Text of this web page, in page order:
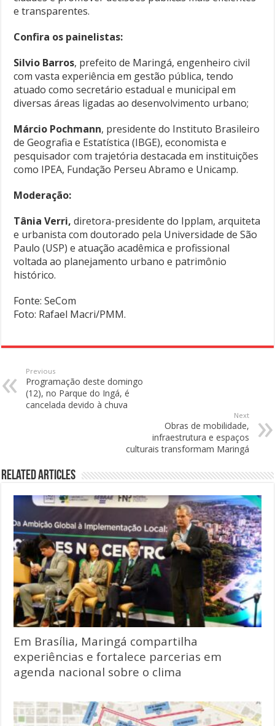
e transparentes.
Confira os painelistas:
Silvio Barros, prefeito de Maringá, engenheiro civil
com vasta experiência em gestão pública, tendo
atuado como secretário estadual e municipal em
diversas áreas ligadas ao desenvolvimento urbano;
Márcio Pochmann, presidente do Instituto Brasileiro
de Geografia e Estatística (IBGE), economista e
pesquisador com trajetória destacada em instituições
como IPEA, Fundação Perseu Abramo e Unicamp.
Moderação:
Tânia Verri, diretora-presidente do Ipplam, arquiteta
e urbanista com doutorado pela Universidade de São
Paulo (USP) e atuação acadêmica e profissional
voltada ao planejamento urbano e patrimônio
histórico.
Fonte: SeCom
Foto: Rafael Macri/PMM.
Previous
Programação deste domingo
(12), no Parque do Ingá, é
cancelada devido à chuva
Next
Obras de mobilidade,
infraestrutura e espaços
culturais transformam Maringá
Related Articles
Em Brasília, Maringá compartilha
experiências e fortalece parcerias em
agenda nacional sobre o clima